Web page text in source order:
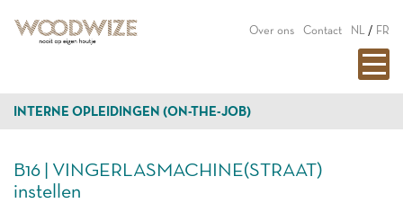
Over ons Contact NL / FR
INTERNE OPLEIDINGEN (ON-THE-JOB)
B16 | VINGERLASMACHINE(STRAAT)
instellen